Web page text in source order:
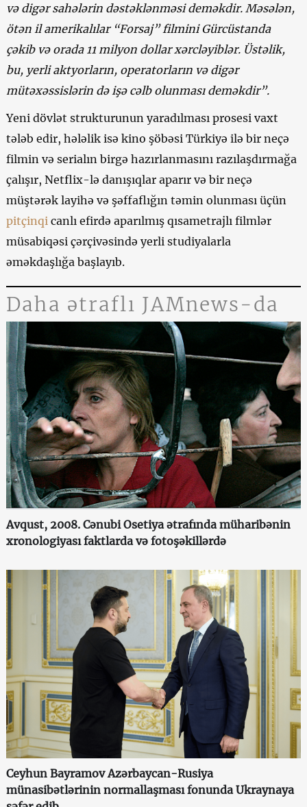
və digər sahələrin dəstəklənməsi deməkdir. Məsələn,
ötən il amerikalılar “Forsaj” filmini Gürcüstanda
çəkib və orada 11 milyon dollar xərcləyiblər. Üstəlik,
bu, yerli aktyorların, operatorların və digər
mütəxəssislərin də işə cəlb olunması deməkdir”.
Yeni dövlət strukturunun yaradılması prosesi vaxt
tələb edir, hələlik isə kino şöbəsi Türkiyə ilə bir neçə
filmin və serialın birgə hazırlanmasını razılaşdırmağa
çalışır, Netflix-lə danışıqlar aparır və bir neçə
müştərək layihə və şəffaflığın təmin olunması üçün
pitçinqi canlı efirdə aparılmış qısametrajlı filmlər
müsabiqəsi çərçivəsində yerli studiyalarla
əməkdaşlığa başlayıb.
Daha ətraflı JAMnews-da
Avqust, 2008. Cənubi Osetiya ətrafında müharibənin
xronologiyası faktlarda və fotoşəkillərdə
Ceyhun Bayramov Azərbaycan-Rusiya
münasibətlərinin normallaşması fonunda Ukraynaya